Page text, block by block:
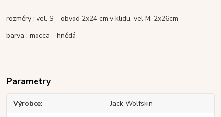
rozměry : vel. S - obvod 2x24 cm v klidu, vel M. 2x26cm
barva : mocca - hnědá
Parametry
Výrobce Jack Wolfskin